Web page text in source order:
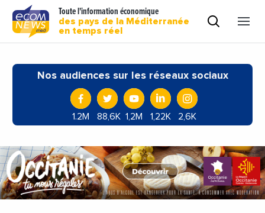
Toute l'information économique
des pays de la Méditerranée
en temps réel
Nos audiences sur les réseaux sociaux
1.2M 88,6K 1,2M 1,22K 2,6K